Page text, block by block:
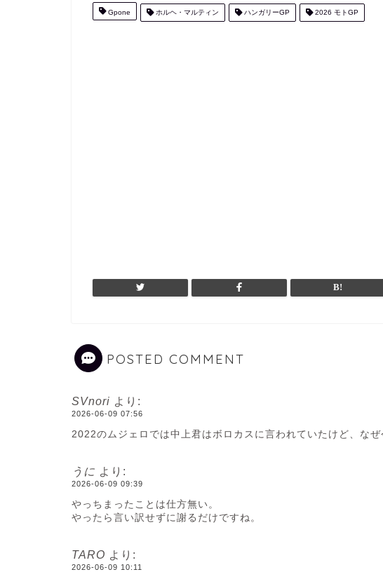
Gpone ホルヘ・マルティン ハンガリーGP 2026 モトGP
POSTED COMMENT
SVnori より:
2026-06-09 07:56
2022のムジェロでは中上君はボロカスに言われていたけど、な
うに より:
2026-06-09 09:39
やっちまったことは仕方無い。
やったら言い訳せずに謝るだけですね。
TARO より:
2026-06-09 10:11